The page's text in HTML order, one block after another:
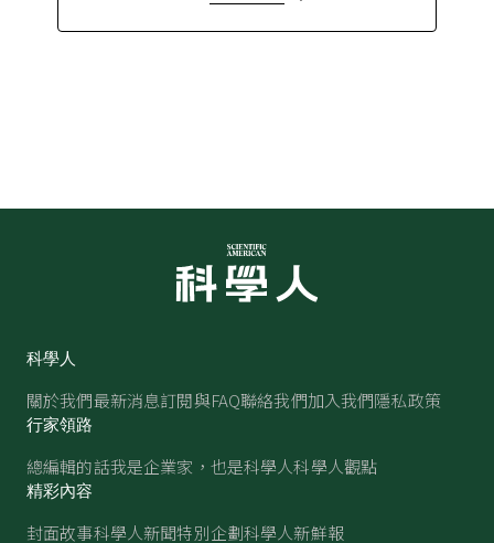
科學人
關於我們最新消息訂閱與FAQ聯絡我們加入我們隱私政策
行家領路
總編輯的話我是企業家，也是科學人科學人觀點
精彩內容
封面故事科學人新聞特別企劃科學人新鮮報